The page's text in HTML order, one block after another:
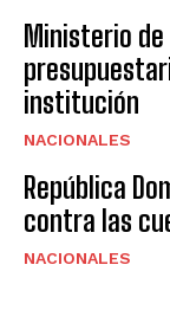
Ministerio
institución
NACIONALES
República
contra las
NACIONALES